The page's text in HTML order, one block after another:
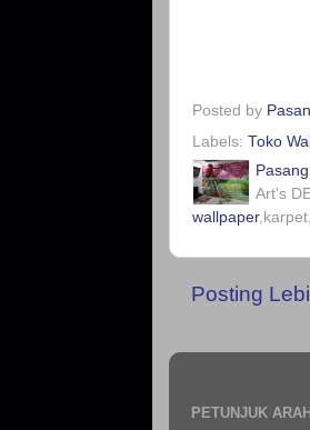
Posted by
Labels: Toko
Art's
wallpaper
Posting
PETUNJUK